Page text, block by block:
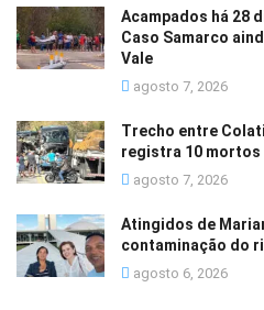
Acampados há 28
Caso Samarco
Vale
agosto 7, 2026
Trecho entre
registra 10 mortos
agosto 7, 2026
Atingidos de
contaminação do
agosto 6, 2026